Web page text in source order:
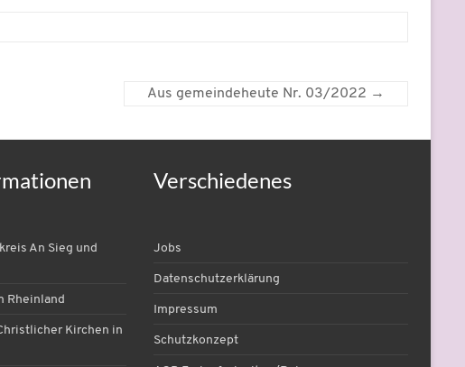
Aus gemeindeheute Nr. 03/2022 →
An Sieg und
Rheinland
Kirchen in
Verschiedenes
Jobs
Datenschutzerklärung
Impressum
Schutzkonzept